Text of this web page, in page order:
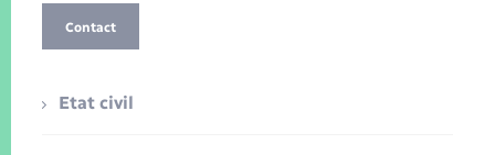
Contact
Etat civil